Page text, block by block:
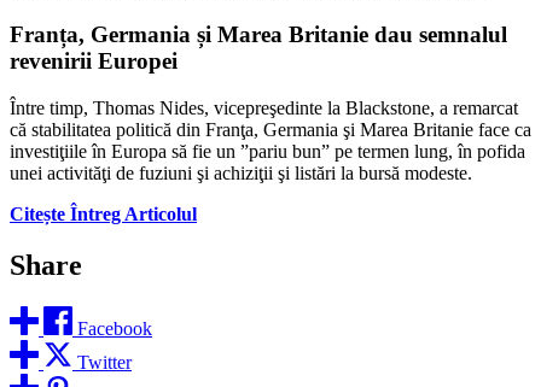
Franța, Germania și Marea Britanie dau semnalul
revenirii Europei
Între timp, Thomas Nides, vicepreşedinte la Blackstone, a remarcat
că stabilitatea politică din Franţa, Germania şi Marea Britanie face ca
investiţiile în Europa să fie un ”pariu bun” pe termen lung, în pofida
unei activităţi de fuziuni şi achiziţii şi listări la bursă modeste.
Citește Întreg Articolul
Share
Facebook
Twitter